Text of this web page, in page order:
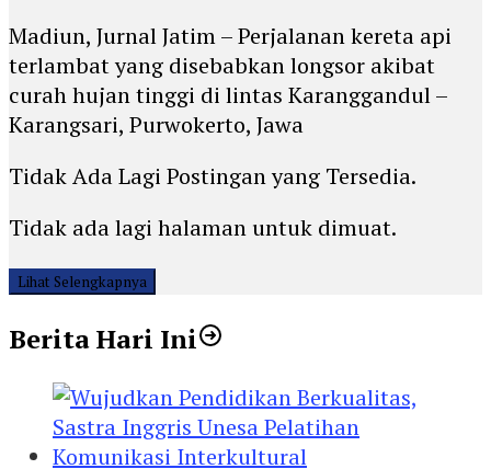
Madiun, Jurnal Jatim – Perjalanan kereta api
terlambat yang disebabkan longsor akibat
curah hujan tinggi di lintas Karanggandul –
Karangsari, Purwokerto, Jawa
Tidak Ada Lagi Postingan yang Tersedia.
Tidak ada lagi halaman untuk dimuat.
Lihat Selengkapnya
Berita Hari Ini